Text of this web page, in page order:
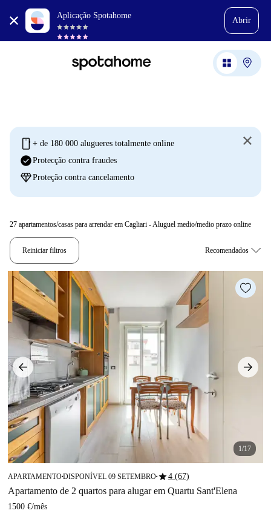
Aplicação Spotahome
Abrir
mobile + de 180 000 alugueres totalmente online
check_circleProtecção contra fraudes
diamondProteção contra cancelamento
27 apartamentos/casas para arrendar em Cagliari - Aluguel medio/medio prazo online
Reiniciar filtros
1/17
APARTAMENTO■DISPONÍVEL 09 SETEMBRO■star4 (67)
Apartamento de 2 quartos para alugar em Quartu Sant'Elena
1500 €/mês